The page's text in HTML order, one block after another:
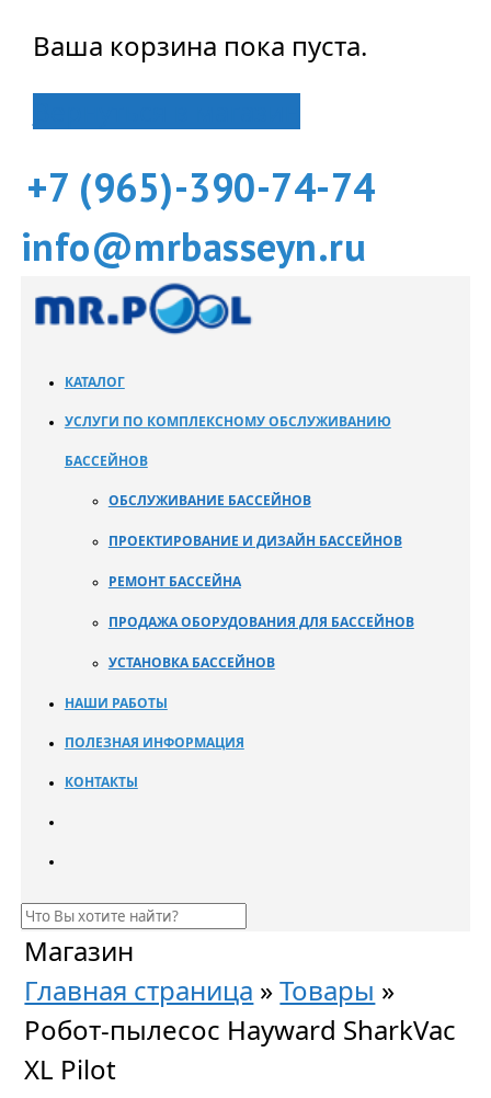
Ваша корзина пока пуста.
+7 (965)-390-74-74
info@mrbasseyn.ru
КАТАЛОГ
УСЛУГИ ПО КОМПЛЕКСНОМУ ОБСЛУЖИВАНИЮ
БАССЕЙНОВ
ОБСЛУЖИВАНИЕ БАССЕЙНОВ
ПРОЕКТИРОВАНИЕ И ДИЗАЙН БАССЕЙНОВ
РЕМОНТ БАССЕЙНА
ПРОДАЖА ОБОРУДОВАНИЯ ДЛЯ БАССЕЙНОВ
УСТАНОВКА БАССЕЙНОВ
НАШИ РАБОТЫ
ПОЛЕЗНАЯ ИНФОРМАЦИЯ
КОНТАКТЫ
Магазин
Главная страница »Товары »
Робот-пылесос Hayward SharkVac
XL Pilot